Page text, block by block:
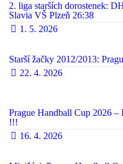
2. liga starších dorostenek:
Slavia VŠ Plzeň 26:38
1. 5. 2026
Starší žačky 2012/2013:
22. 4. 2026
Prague Handball Cup 2026
!!!
16. 4. 2026